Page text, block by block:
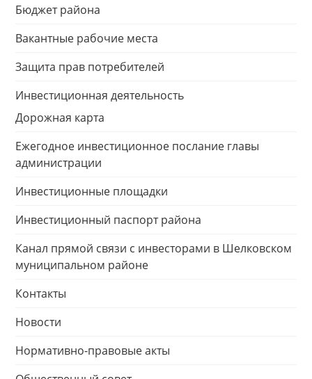
Бюджет района
Вакантные рабочие места
Защита прав потребителей
Инвестиционная деятельность
Дорожная карта
Ежегодное инвестиционное послание главы
администрации
Инвестиционные площадки
Инвестиционный паспорт района
Канал прямой связи с инвесторами в Шелковском
муниципальном районе
Контакты
Новости
Нормативно-правовые акты